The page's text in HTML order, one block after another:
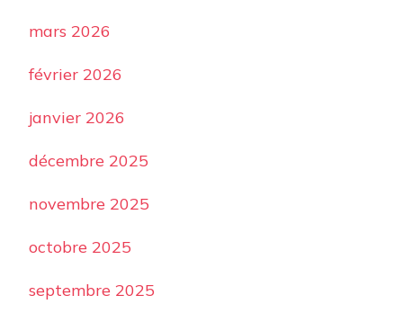
mars 2026
février 2026
janvier 2026
décembre 2025
novembre 2025
octobre 2025
septembre 2025